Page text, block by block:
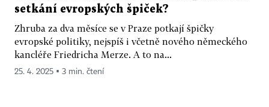
setkání evropských špiček?
Zhruba za dva měsíce se v Praze potkají špičky
evropské politiky, nejspíš i včetně nového německého
kancléře Friedricha Merze. A to na...
25. 4. 2025 ▪ 3 min. čtení